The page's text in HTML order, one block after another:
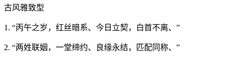
古风雅致型
1. “丙午之岁，红丝暗系、今日立契，白首不离、”
2. “两姓联姻，一堂缔约、良缘永结，匹配同称、”